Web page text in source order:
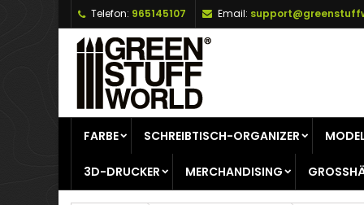
Telefon: 965145107 Email:
FARBE SCHREIBTISCH-ORGANIZER
3D-DRUCKER MERCHANDISING